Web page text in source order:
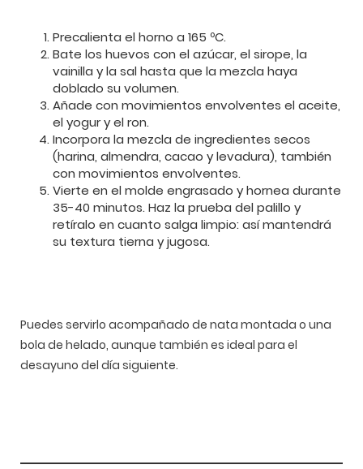
Precalienta el horno a 165 ºC.
Bate los huevos con el azúcar, el sirope, la
vainilla y la sal hasta que la mezcla haya
doblado su volumen.
Añade con movimientos envolventes el aceite,
el yogur y el ron.
Incorpora la mezcla de ingredientes secos
(harina, almendra, cacao y levadura), también
con movimientos envolventes.
Vierte en el molde engrasado y hornea durante
35-40 minutos. Haz la prueba del palillo y
retíralo en cuanto salga limpio: así mantendrá
su textura tierna y jugosa.
Puedes servirlo acompañado de nata montada o una
bola de helado, aunque también es ideal para el
desayuno del día siguiente.